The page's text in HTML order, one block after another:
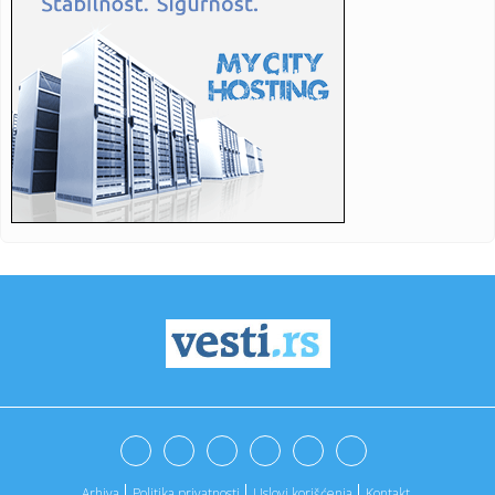
15:35:
za...
15:35:Srbija kandidat za domaćina Evropskog prvenstva!
15:30:Đedović: Navodi o otvaranju 5. rudnika kod Zajčara širenje
15:29:Vlahović na pragu Bešiktaša! Otkriveni detalji ugovora, cifre
...
У Србији и сутра сунчано и топло, ...
Napokon: Aston Martin ima dobre vesti